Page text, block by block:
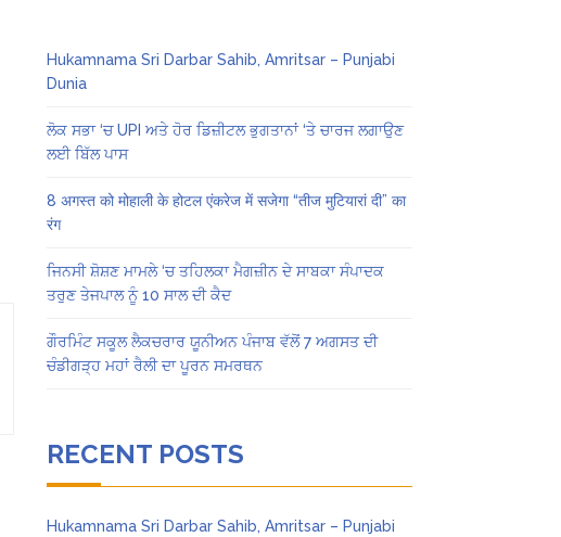
Hukamnama Sri Darbar Sahib, Amritsar – Punjabi
Dunia
ਲੋਕ ਸਭਾ ‘ਚ UPI ਅਤੇ ਹੋਰ ਡਿਜ਼ੀਟਲ ਭੁਗਤਾਨਾਂ ‘ਤੇ ਚਾਰਜ ਲਗਾਉਣ
ਲਈ ਬਿੱਲ ਪਾਸ
8 अगस्त को मोहाली के होटल एंकरेज में सजेगा “तीज मुटियारां दी” का
रंग
ਜਿਨਸੀ ਸ਼ੋਸ਼ਣ ਮਾਮਲੇ ‘ਚ ਤਹਿਲਕਾ ਮੈਗਜ਼ੀਨ ਦੇ ਸਾਬਕਾ ਸੰਪਾਦਕ
ਤਰੁਣ ਤੇਜਪਾਲ ਨੂੰ 10 ਸਾਲ ਦੀ ਕੈਦ
ਗੌਰਮਿੰਟ ਸਕੂਲ ਲੈਕਚਰਾਰ ਯੂਨੀਅਨ ਪੰਜਾਬ ਵੱਲੋਂ 7 ਅਗਸਤ ਦੀ
ਚੰਡੀਗੜ੍ਹ ਮਹਾਂ ਰੈਲੀ ਦਾ ਪੂਰਨ ਸਮਰਥਨ
RECENT POSTS
Hukamnama Sri Darbar Sahib, Amritsar – Punjabi